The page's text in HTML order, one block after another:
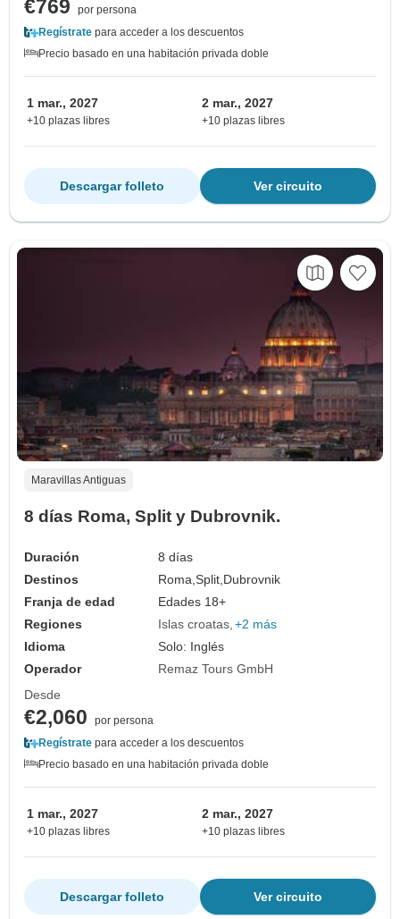
€769
por persona
Regístrate para acceder a los descuentos
Precio basado en una habitación privada doble
1 mar., 2027
+10 plazas libres
2 mar., 2027
+10 plazas libres
Ver circuito
Descargar folleto
Maravillas Antiguas
8 días Roma, Split y Dubrovnik.
Duración
8 días
Destinos
Roma,Split,Dubrovnik
Franja de edad
Edades 18+
Regiones
Islas croatas +2 más
Idioma
Solo: Inglés
Operador
Remaz Tours GmbH
Desde
€2,060
por persona
Regístrate para acceder a los descuentos
Precio basado en una habitación privada doble
1 mar., 2027
+10 plazas libres
2 mar., 2027
+10 plazas libres
Ver circuito
Descargar folleto